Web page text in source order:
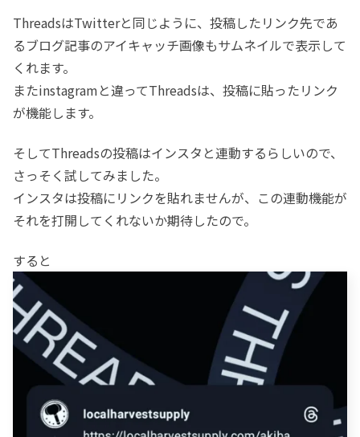
ThreadsはTwitterと同じように、投稿したリンク先であ
るブログ記事のアイキャッチ画像もサムネイルで表示して
くれます。
またinstagramと違ってThreadsは、投稿に貼ったリンク
が機能します。
そしてThreadsの投稿はインスタと連動するらしいので、
さっそく試してみました。
インスタは投稿にリンクを貼れませんが、この連動機能が
それを打開してくれないか期待したので。
すると